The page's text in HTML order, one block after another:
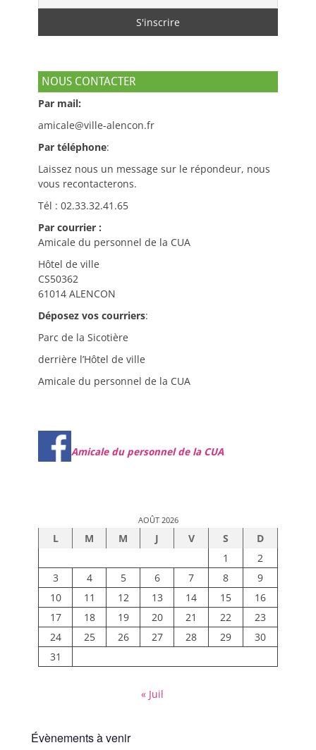
NOUS CONTACTER
Par mail:
amicale@ville-alencon.fr
Par téléphone:
Laissez nous un message sur le répondeur, nous
vous recontacterons.
Tél : 02.33.32.41.65
Par courrier :
Amicale du personnel de la CUA
Hôtel de ville
CS50362
61014 ALENCON
Déposez vos courriers:
Parc de la Sicotière
derrière l’Hôtel de ville
Amicale du personnel de la CUA
Amicale du personnel de la CUA
AOÛT 2026
L M M J V S
D
1
2
3
4 5 6 7 8
9
10
11 12 13 14 15
16
17
18 19 20 21 22
23
24
25 26 27 28 29
30
31
« Juil
Évènements à venir